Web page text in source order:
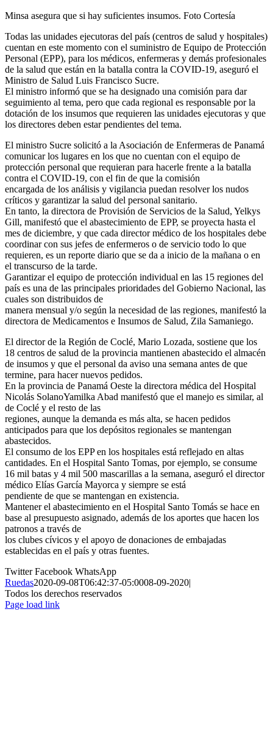
Minsa asegura que si hay suficientes insumos. Foto Cortesía
Todas las unidades ejecutoras del país (centros de salud y hospitales)
cuentan en este momento con el suministro de Equipo de Protección
Personal (EPP), para los médicos, enfermeras y demás profesionales
de la salud que están en la batalla contra la COVID-19, aseguró el
Ministro de Salud Luis Francisco Sucre.
El ministro informó que se ha designado una comisión para dar
seguimiento al tema, pero que cada regional es responsable por la
dotación de los insumos que requieren las unidades ejecutoras y que
los directores deben estar pendientes del tema.
El ministro Sucre solicitó a la Asociación de Enfermeras de Panamá
comunicar los lugares en los que no cuentan con el equipo de
protección personal que requieran para hacerle frente a la batalla
contra el COVID-19, con el fin de que la comisión
encargada de los análisis y vigilancia puedan resolver los nudos
críticos y garantizar la salud del personal sanitario.
En tanto, la directora de Provisión de Servicios de la Salud, Yelkys
Gill, manifestó que el abastecimiento de EPP, se proyecta hasta el
mes de diciembre, y que cada director médico de los hospitales debe
coordinar con sus jefes de enfermeros o de servicio todo lo que
requieren, es un reporte diario que se da a inicio de la mañana o en
el transcurso de la tarde.
Garantizar el equipo de protección individual en las 15 regiones del
país es una de las principales prioridades del Gobierno Nacional, las
cuales son distribuidos de
manera mensual y/o según la necesidad de las regiones, manifestó la
directora de Medicamentos e Insumos de Salud, Zila Samaniego.
El director de la Región de Coclé, Mario Lozada, sostiene que los
18 centros de salud de la provincia mantienen abastecido el almacén
de insumos y que el personal da aviso una semana antes de que
termine, para hacer nuevos pedidos.
En la provincia de Panamá Oeste la directora médica del Hospital
Nicolás SolanoYamilka Abad manifestó que el manejo es similar, al
de Coclé y el resto de las
regiones, aunque la demanda es más alta, se hacen pedidos
anticipados para que los depósitos regionales se mantengan
abastecidos.
El consumo de los EPP en los hospitales está reflejado en altas
cantidades. En el Hospital Santo Tomas, por ejemplo, se consume
16 mil batas y 4 mil 500 mascarillas a la semana, aseguró el director
médico Elías García Mayorca y siempre se está
pendiente de que se mantengan en existencia.
Mantener el abastecimiento en el Hospital Santo Tomás se hace en
base al presupuesto asignado, además de los aportes que hacen los
patronos a través de
los clubes cívicos y el apoyo de donaciones de embajadas
establecidas en el país y otras fuentes.
TwitterFacebook WhatsApp
Ruedas2020-09-08T06:42:37-05:0008-09-2020|
Todos los derechos reservados
Page load link